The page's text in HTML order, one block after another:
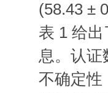
(58.43 ±
表 1 给
息。认证
不确定性